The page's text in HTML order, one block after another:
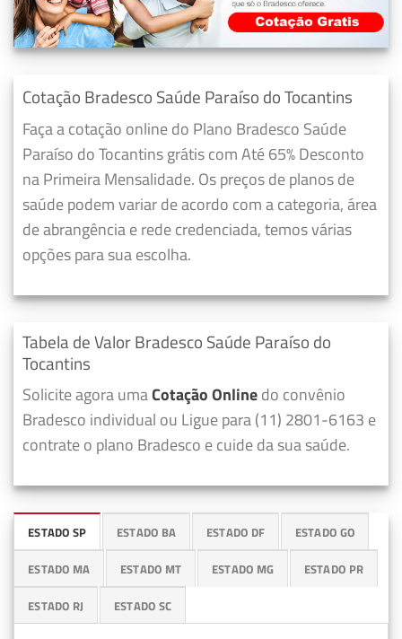
Cotação Bradesco Saúde Paraíso do Tocantins
Faça a cotação online do Plano Bradesco Saúde
Paraíso do Tocantins grátis com Até 65% Desconto
na Primeira Mensalidade. Os preços de planos de
saúde podem variar de acordo com a categoria, área
de abrangência e rede credenciada, temos várias
opções para sua escolha.
Tabela de Valor Bradesco Saúde Paraíso do
Tocantins
Solicite agora umaCotação Onlinedo convênio
Bradesco individual ou Ligue para (11) 2801-6163 e
contrate o plano Bradesco e cuide da sua saúde.
ESTADO SP ESTADO BA ESTADO DF ESTADO GO
ESTADO MA ESTADO MT ESTADO MG ESTADO PR
ESTADO RJ ESTADO SC